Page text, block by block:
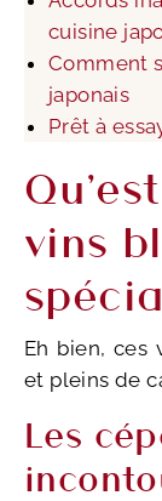
cuisine
Comment
japonais
Prêt à
vins
Eh bien, ces
et pleins de
Les